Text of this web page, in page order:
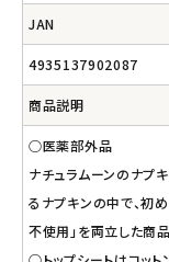
JAN
4935137902087
商品説明
○医薬部外品
ナチュラムーンのナプ
るナプキンの中で、初
不使用」を両立した商品